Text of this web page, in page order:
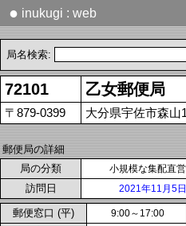
● inukugi : web
局名検索:
72101 乙女郵便局
〒879-0399 大分県宇佐市森山
郵便局の詳細
局の分類
小規模な集配直
訪問日 2021年11月5日
郵便窓口 (平) 9:00～17:00